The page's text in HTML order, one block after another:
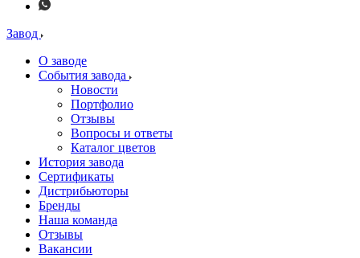
Завод
О заводе
События завода
Новости
Портфолио
Отзывы
Вопросы и ответы
Каталог цветов
История завода
Сертификаты
Дистрибьюторы
Бренды
Наша команда
Отзывы
Вакансии